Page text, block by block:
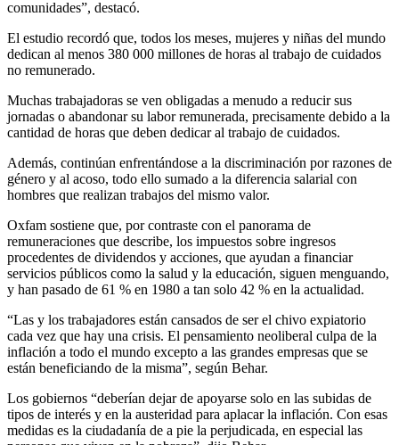
comunidades”, destacó.
El estudio recordó que, todos los meses, mujeres y niñas del mundo
dedican al menos 380 000 millones de horas al trabajo de cuidados
no remunerado.
Muchas trabajadoras se ven obligadas a menudo a reducir sus
jornadas o abandonar su labor remunerada, precisamente debido a la
cantidad de horas que deben dedicar al trabajo de cuidados.
Además, continúan enfrentándose a la discriminación por razones de
género y al acoso, todo ello sumado a la diferencia salarial con
hombres que realizan trabajos del mismo valor.
Oxfam sostiene que, por contraste con el panorama de
remuneraciones que describe, los impuestos sobre ingresos
procedentes de dividendos y acciones, que ayudan a financiar
servicios públicos como la salud y la educación, siguen menguando,
y han pasado de 61 % en 1980 a tan solo 42 % en la actualidad.
“Las y los trabajadores están cansados de ser el chivo expiatorio
cada vez que hay una crisis. El pensamiento neoliberal culpa de la
inflación a todo el mundo excepto a las grandes empresas que se
están beneficiando de la misma”, según Behar.
Los gobiernos “deberían dejar de apoyarse solo en las subidas de
tipos de interés y en la austeridad para aplacar la inflación. Con esas
medidas es la ciudadanía de a pie la perjudicada, en especial las